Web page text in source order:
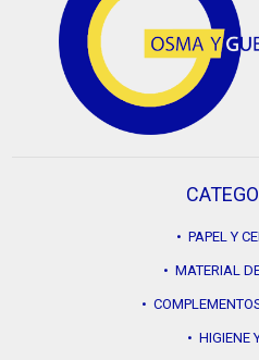
• PAPEL Y
• MATERIAL
•
• HIGIENE